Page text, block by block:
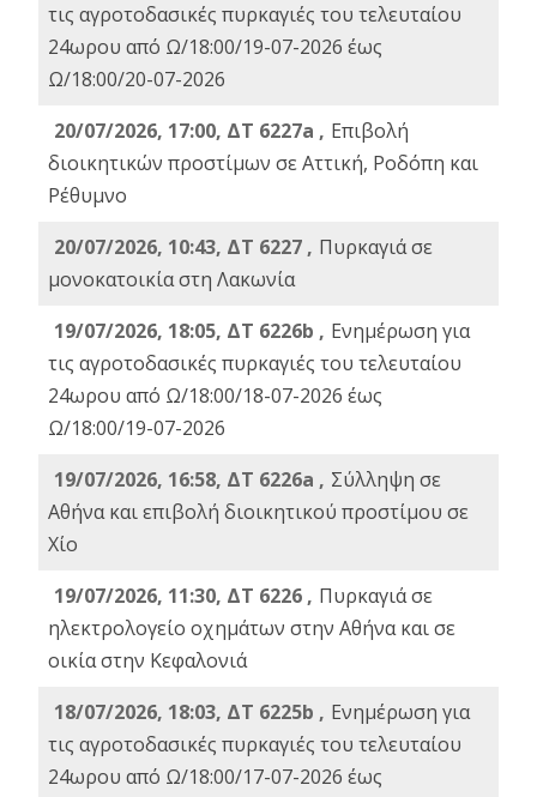
τις αγροτοδασικές πυρκαγιές του τελευταίου
24ωρου από Ω/18:00/19-07-2026 έως
Ω/18:00/20-07-2026
20/07/2026, 17:00, ΔΤ 6227a , Επιβολή
διοικητικών προστίμων σε Αττική, Ροδόπη και
Ρέθυμνο
20/07/2026, 10:43, ΔΤ 6227 , Πυρκαγιά σε
μονοκατοικία στη Λακωνία
19/07/2026, 18:05, ΔΤ 6226b , Ενημέρωση για
τις αγροτοδασικές πυρκαγιές του τελευταίου
24ωρου από Ω/18:00/18-07-2026 έως
Ω/18:00/19-07-2026
19/07/2026, 16:58, ΔΤ 6226a , Σύλληψη σε
Αθήνα και επιβολή διοικητικού προστίμου σε
Χίο
19/07/2026, 11:30, ΔΤ 6226 , Πυρκαγιά σε
ηλεκτρολογείο οχημάτων στην Αθήνα και σε
οικία στην Κεφαλονιά
18/07/2026, 18:03, ΔΤ 6225b , Ενημέρωση για
τις αγροτοδασικές πυρκαγιές του τελευταίου
24ωρου από Ω/18:00/17-07-2026 έως